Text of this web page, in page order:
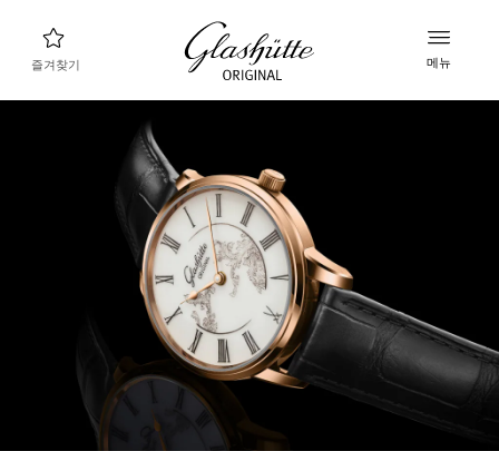
즐겨찾기 메뉴
나에게 맞는 시계 찾기
컬렉션 살펴보기
글라슈테 오리지널 브랜드
매뉴팩처, 히스토리, 그리고 파트너들
리테일러
부티크와 공식 리테일러